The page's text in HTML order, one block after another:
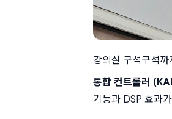
강의실 구석구석
통합 컨트롤러
기능과 DSP 효과